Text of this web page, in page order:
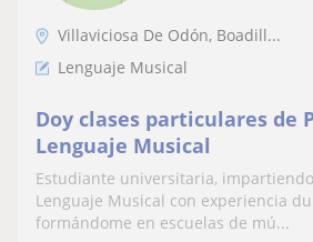
Villaviciosa De Odón, Boadill...
Lenguaje Musical
Doy clases particulares de
Lenguaje Musical
Estudiante universitaria,
Lenguaje Musical con experiencia
formándome en escuelas de mú...